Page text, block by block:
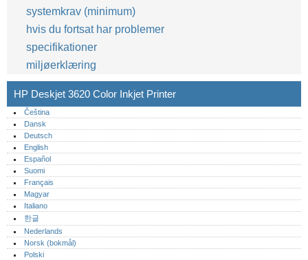
systemkrav (minimum)
hvis du fortsat har problemer
specifikationer
miljøerklæring
HP Deskjet 3620 Color Inkjet Printer
Čeština
Dansk
Deutsch
English
Español
Suomi
Français
Magyar
Italiano
한글
Nederlands
Norsk (bokmål)‎
Polski